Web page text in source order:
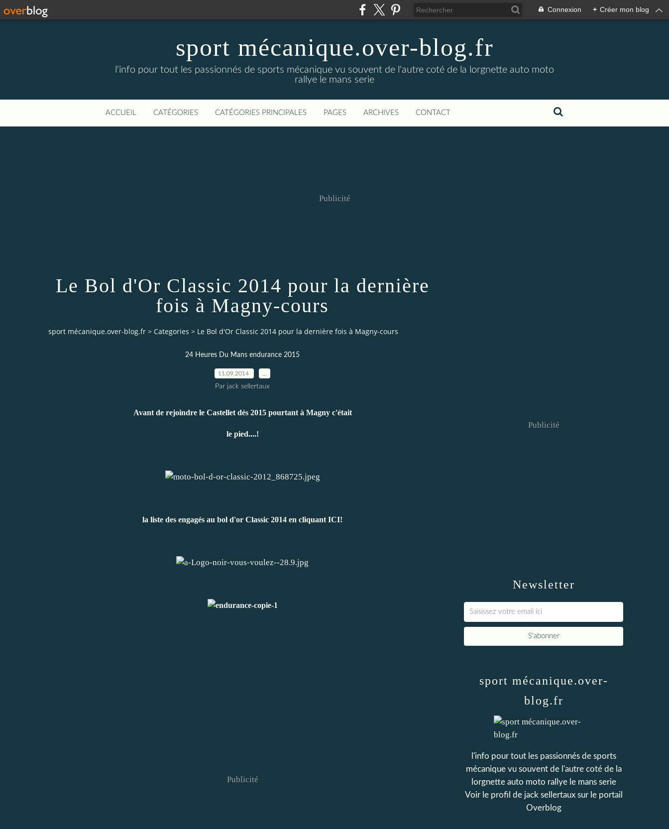
Connexion + Créer mon blog
sport mécanique.over-blog.fr
l'info pour tout les passionnés de sports mécanique vu souvent de l'autre coté de la lorgnette auto moto
rallye le mans serie
ACCUEIL CATÉGORIES CATÉGORIES PRINCIPALES PAGES ARCHIVES CONTACT
Publicité
Le Bol d'Or Classic 2014 pour la dernière
fois à Magny-cours
sport mécanique.over-blog.fr > Categories > Le Bol d'Or Classic 2014 pour la dernière fois à Magny-cours
24 Heures Du Mans endurance 2015
11.09.2014
Par jack sellertaux
Avant de rejoindre le Castellet dés 2015 pourtant à Magny c'était
le pied....!
la liste des engagés au bol d'or Classic 2014 en cliquant ICI!
Publicité
Newsletter
Publicité
sport mécanique.over-
blog.fr
l'info pour tout les passionnés de sports
mécanique vu souvent de l'autre coté de la
lorgnette auto moto rallye le mans serie
Voir le profil de jack sellertauxsur le portail
Overblog